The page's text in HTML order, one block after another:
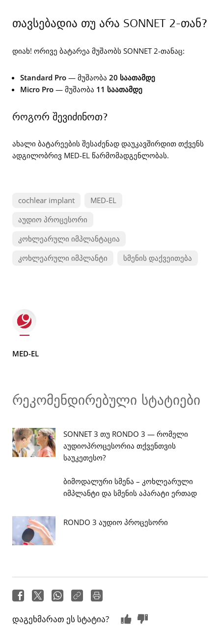
თავსებადია თუ არა SONNET 2-თან?
დიახ! ორივე ბატარეა მუშაობს SONNET 2-თანაც:
Standard Pro — მუშაობა 20 საათამდე
Micro Pro — მუშაობა 11 საათამდე
როგორ შევიძინოთ?
ახალი ბატარეების შესაძენად დაუკავშირდით თქვენს
ადგილობრივ MED-EL წარმომადგენლობას.
cochlear implant
MED-EL
აუდიო პროცესორი
კოხლეარული იმპლანტაცია
კოხლეარული იმპლანტი
სმენის დაქვეითება
MED-EL
რეკომენდირებული სტატიები
SONNET 3 თუ RONDO 3 — რომელი
აუდიოპროცესორია თქვენთვის
საუკეთესო?
ბიმოდალური სმენა – კოხლეარული
იმპლანტი და სმენის აპარატი ერთად
RONDO 3 აუდიო პროცესორი
დაგეხმარათ ეს სტატია?